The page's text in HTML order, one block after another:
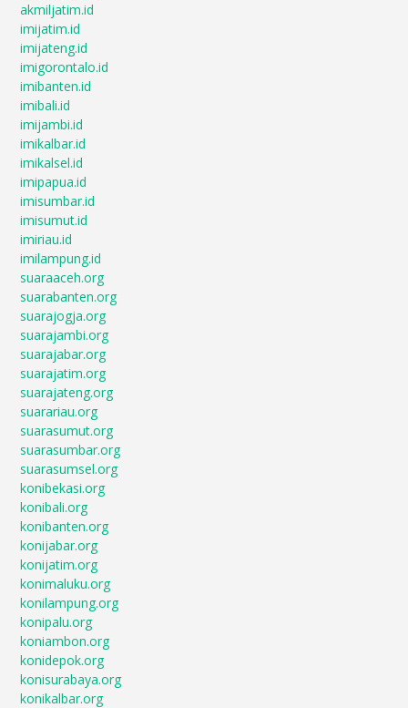
akmiljatim.id
imijatim.id
imijateng.id
imigorontalo.id
imibanten.id
imibali.id
imijambi.id
imikalbar.id
imikalsel.id
imipapua.id
imisumbar.id
imisumut.id
imiriau.id
imilampung.id
suaraaceh.org
suarabanten.org
suarajogja.org
suarajambi.org
suarajabar.org
suarajatim.org
suarajateng.org
suarariau.org
suarasumut.org
suarasumbar.org
suarasumsel.org
konibekasi.org
konibali.org
konibanten.org
konijabar.org
konijatim.org
konimaluku.org
konilampung.org
konipalu.org
koniambon.org
konidepok.org
konisurabaya.org
konikalbar.org